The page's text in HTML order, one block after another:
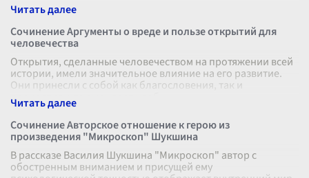
Сочинение Аргументы о вреде и пользе открытий для
человечества
Открытия, сделанные человечеством на протяжении всей
истории, имели значительное влияние на его развитие.
Они принесли с собой как благословения, так и
проклятия, что вызывает необ
Сочинение Авторское отношение к герою из
произведения "Микроскоп" Шукшина
В рассказе Василия Шукшина "Микроскоп" автор с
обостренным вниманием и присущей ему